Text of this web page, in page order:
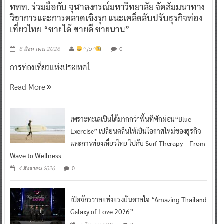
ททท. ร่วมมือกับ จุฬาลงกรณ์มหาวิทยาลัย จัดสัมมนาทาง
วิชาการและการตลาดเชิงรุก แนะเคล็ดลับปรับธุรกิจท่อง
เที่ยวไทย “ขายได้ ขายดี ขายนาน”
5 สิงหาคม 2026 ^ jo ^ 0
การท่องเที่ยวแห่งประเทศไ
Read More
เพราะทะเลเป็นได้มากกว่าพื้นที่พักผ่อน“Blue
Exercise” เปลี่ยนคลื่นให้เป็นโอกาสใหม่ของธุรกิจ
และการท่องเที่ยวไทย ไปกับ Surf Therapy – From
Wave to Wellness
4 สิงหาคม 2026 0
เปิดจักรวาลแห่งแรงบันดาลใจ “Amazing Thailand
Galaxy of Love 2026”